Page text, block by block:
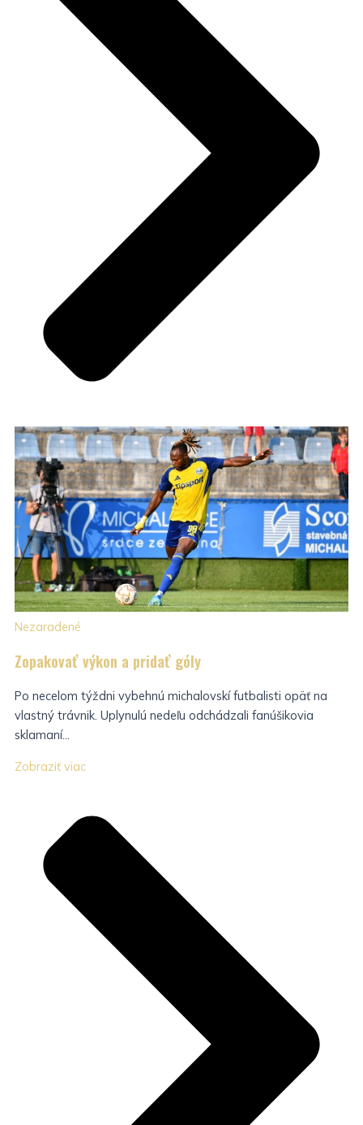
Nezaradené
Zopakovať výkon a pridať góly
Po necelom týždni vybehnú michalovskí futbalisti opäť na
vlastný trávnik. Uplynulú nedeľu odchádzali fanúšikovia
sklamaní...
Zobraziť viac